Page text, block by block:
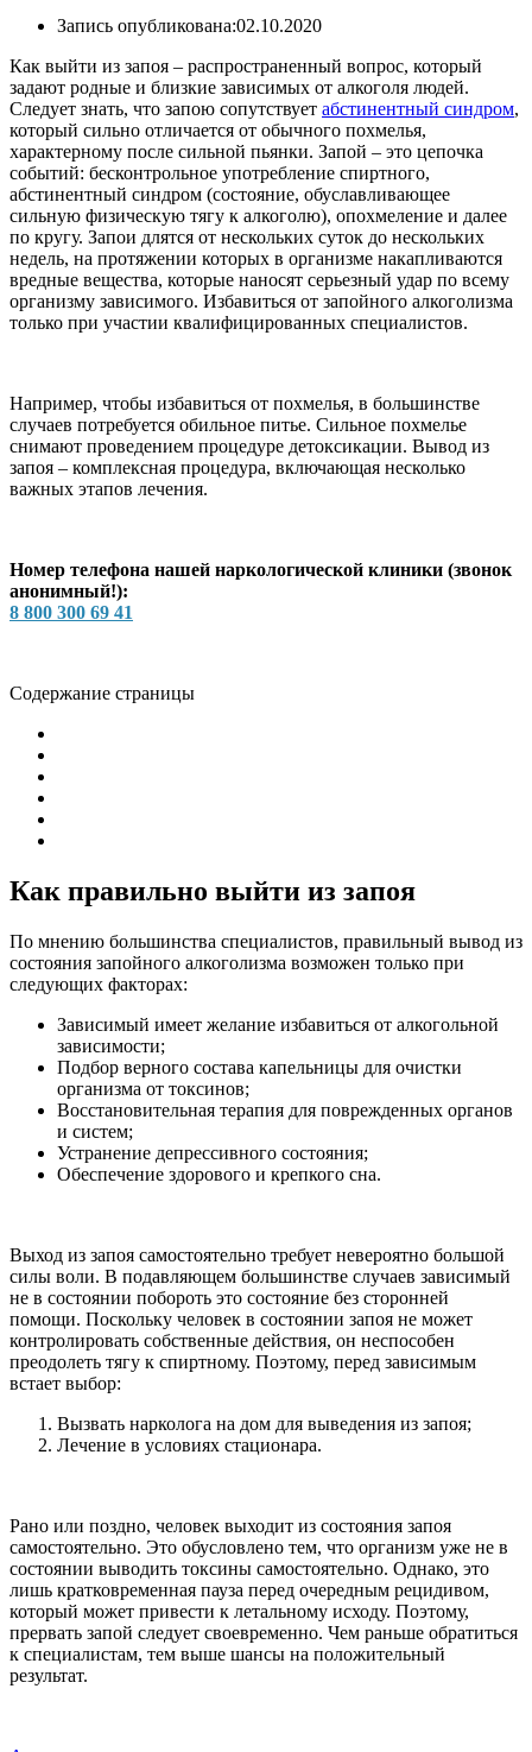
Запись опубликована:02.10.2020
Как выйти из запоя – распространенный вопрос, который
задают родные и близкие зависимых от алкоголя людей.
Следует знать, что запою сопутствует абстинентный синдром,
который сильно отличается от обычного похмелья,
характерному после сильной пьянки. Запой – это цепочка
событий: бесконтрольное употребление спиртного,
абстинентный синдром (состояние, обуславливающее
сильную физическую тягу к алкоголю), опохмеление и далее
по кругу. Запои длятся от нескольких суток до нескольких
недель, на протяжении которых в организме накапливаются
вредные вещества, которые наносят серьезный удар по всему
организму зависимого. Избавиться от запойного алкоголизма
только при участии квалифицированных специалистов.
Например, чтобы избавиться от похмелья, в большинстве
случаев потребуется обильное питье. Сильное похмелье
снимают проведением процедуре детоксикации. Вывод из
запоя – комплексная процедура, включающая несколько
важных этапов лечения.
Номер телефона нашей наркологической клиники (звонок
анонимный!):
8 800 300 69 41
Содержание страницы
Как правильно выйти из запоя
По мнению большинства специалистов, правильный вывод из
состояния запойного алкоголизма возможен только при
следующих факторах:
Зависимый имеет желание избавиться от алкогольной
зависимости;
Подбор верного состава капельницы для очистки
организма от токсинов;
Восстановительная терапия для поврежденных органов
и систем;
Устранение депрессивного состояния;
Обеспечение здорового и крепкого сна.
Выход из запоя самостоятельно требует невероятно большой
силы воли. В подавляющем большинстве случаев зависимый
не в состоянии побороть это состояние без сторонней
помощи. Поскольку человек в состоянии запоя не может
контролировать собственные действия, он неспособен
преодолеть тягу к спиртному. Поэтому, перед зависимым
встает выбор:
Вызвать нарколога на дом для выведения из запоя;
Лечение в условиях стационара.
Рано или поздно, человек выходит из состояния запоя
самостоятельно. Это обусловлено тем, что организм уже не в
состоянии выводить токсины самостоятельно. Однако, это
лишь кратковременная пауза перед очередным рецидивом,
который может привести к летальному исходу. Поэтому,
прервать запой следует своевременно. Чем раньше обратиться
к специалистам, тем выше шансы на положительный
результат.